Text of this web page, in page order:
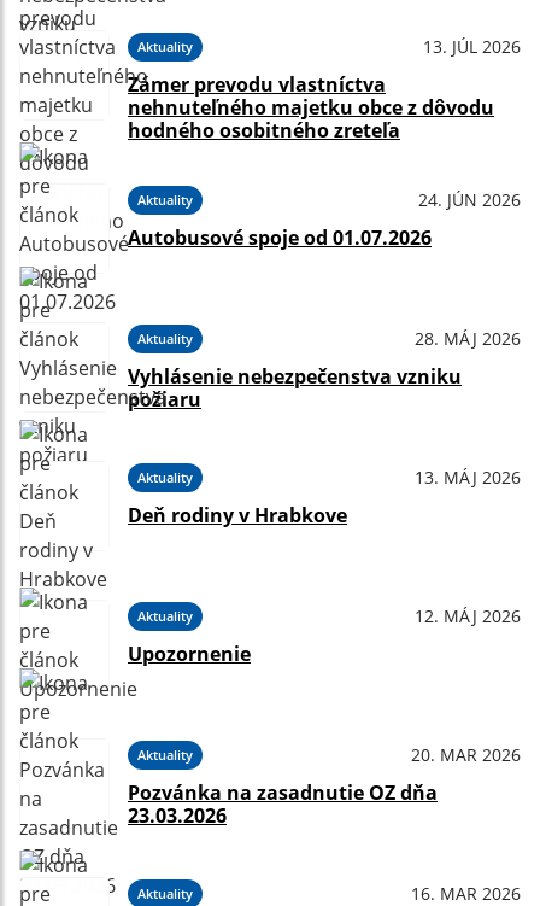
Aktuality 13. JÚL 2026
Zámer prevodu vlastníctva
nehnuteľného majetku obce z dôvodu
hodného osobitného zreteľa
Aktuality 24. JÚN 2026
Autobusové spoje od 01.07.2026
Aktuality 28. MÁJ 2026
Vyhlásenie nebezpečenstva vzniku
požiaru
Aktuality 13. MÁJ 2026
Deň rodiny v Hrabkove
Aktuality 12. MÁJ 2026
Upozornenie
Aktuality 20. MAR 2026
Pozvánka na zasadnutie OZ dňa
23.03.2026
Aktuality 16. MAR 2026